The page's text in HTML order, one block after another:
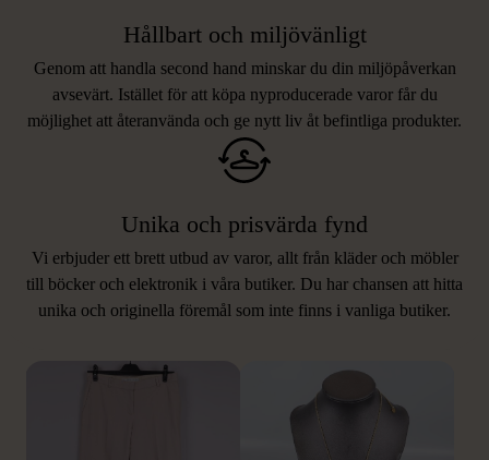
Hållbart och miljövänligt
Genom att handla second hand minskar du din miljöpåverkan
avsevärt. Istället för att köpa nyproducerade varor får du
möjlighet att återanvända och ge nytt liv åt befintliga produkter.
Unika och prisvärda fynd
Vi erbjuder ett brett utbud av varor, allt från kläder och möbler
till böcker och elektronik i våra butiker. Du har chansen att hitta
unika och originella föremål som inte finns i vanliga butiker.
LIKNANDE PRODUKTER
Hitta produkter som påminner om denna